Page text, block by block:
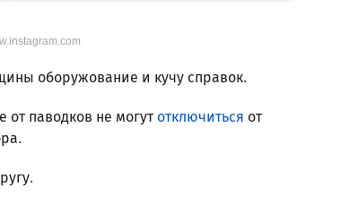
оборужование и кучу справок.
от паводков не могут отключиться от